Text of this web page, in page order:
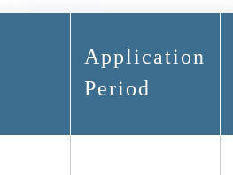
Application
Period